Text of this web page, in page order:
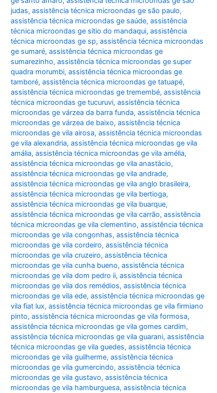
judas,assistência técnica microondas ge são paulo,
assistência técnica microondas ge saúde,assistência
técnica microondas ge sítio do mandaqui,assistência
técnica microondas ge sp,assistência técnica microondas
ge sumaré,assistência técnica microondas ge
sumarezinho,assistência técnica microondas ge super
quadra morumbi,assistência técnica microondas ge
tamboré,assistência técnica microondas ge tatuapé,
assistência técnica microondas ge tremembé,assistência
técnica microondas ge tucuruvi,assistência técnica
microondas ge várzea da barra funda,assistência técnica
microondas ge várzea de baixo,assistência técnica
microondas ge vila airosa,assistência técnica microondas
ge vila alexandria,assistência técnica microondas ge vila
amália,assistência técnica microondas ge vila amélia,
assistência técnica microondas ge vila anastácio,
assistência técnica microondas ge vila andrade,
assistência técnica microondas ge vila anglo brasileira,
assistência técnica microondas ge vila bertioga,
assistência técnica microondas ge vila buarque,
assistência técnica microondas ge vila carrão,assistência
técnica microondas ge vila clementino,assistência técnica
microondas ge vila congonhas,assistência técnica
microondas ge vila cordeiro,assistência técnica
microondas ge vila cruzeiro,assistência técnica
microondas ge vila cunha bueno,assistência técnica
microondas ge vila dom pedro ii,assistência técnica
microondas ge vila dos remédios,assistência técnica
microondas ge vila ede,assistência técnica microondas ge
vila fiat lux,assistência técnica microondas ge vila firmiano
pinto,assistência técnica microondas ge vila formosa,
assistência técnica microondas ge vila gomes cardim,
assistência técnica microondas ge vila guarani,assistência
técnica microondas ge vila guedes,assistência técnica
microondas ge vila guilherme,assistência técnica
microondas ge vila gumercindo,assistência técnica
microondas ge vila gustavo,assistência técnica
microondas ge vila hamburguesa,assistência técnica